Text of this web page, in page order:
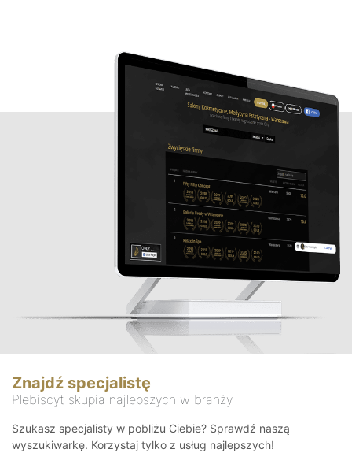
Znajdź specjalistę
Plebiscyt skupia najlepszych w branży
Szukasz specjalisty w pobliżu Ciebie? Sprawdź naszą
wyszukiwarkę. Korzystaj tylko z usług najlepszych!